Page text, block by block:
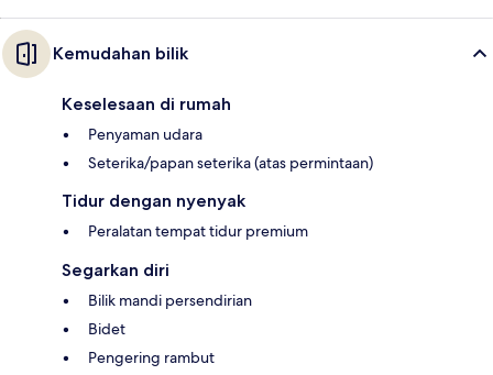
Kemudahan bilik
Keselesaan di rumah
Penyaman udara
Seterika/papan seterika (atas permintaan)
Tidur dengan nyenyak
Peralatan tempat tidur premium
Segarkan diri
Bilik mandi persendirian
Bidet
Pengering rambut